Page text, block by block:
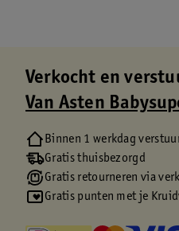
Verkocht en
Van Asten
Binnen 1 werkdag
Gratis thuisbezorgd
Gratis retourneren via
Gratis punten met je